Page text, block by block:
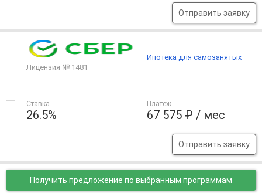
Отправить заявку
Лицензия № 1481
Ставка
26.5%
Платеж
67 575 ₽ / мес
Отправить заявку
Ипотека для самозанятых
Получить предложение по выбранным программам